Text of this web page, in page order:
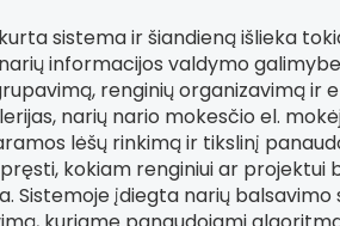
sistema ir šiandieną išlieka
informacijos valdymo
renginių organizavimą ir
narių nario mokesčio el.
lėšų rinkimą ir tikslinį
kokiam renginiui ar projektui
Sistemoje įdiegta narių